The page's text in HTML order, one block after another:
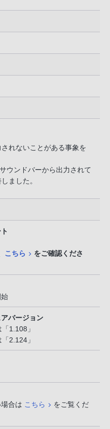
れないことがある事象を
ウンドバーから出力されて
ました。
こちら
をご確認くださ
バージョン
1.108」
2.124」
合は こちら
をご覧くだ